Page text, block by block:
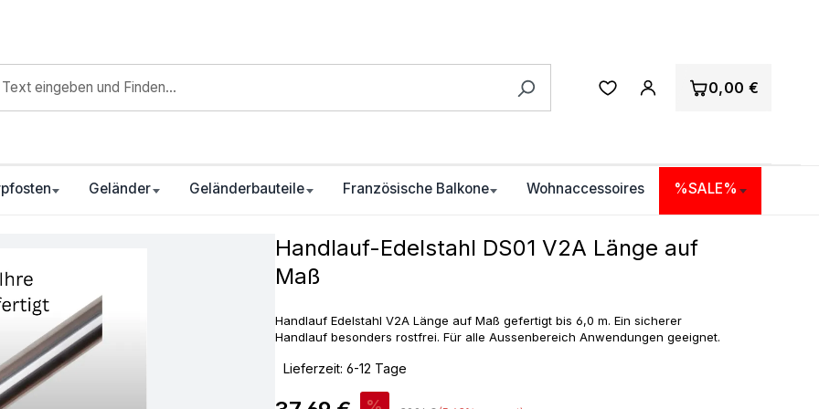
0,00 €
Geländer Geländerbauteile Französische Balkone Wohnaccessoires %SALE%
Handlauf-Edelstahl DS01 V2A Länge auf
Maß
Handlauf Edelstahl V2A Länge auf Maß gefertigt bis 6,0 m. Ein sicherer
Handlauf besonders rostfrei. Für alle Aussenbereich Anwendungen geeignet.
Lieferzeit: 6-12 Tage
Verkaufspreis: